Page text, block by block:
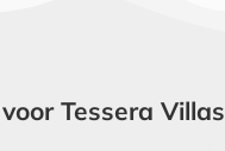
Tessera